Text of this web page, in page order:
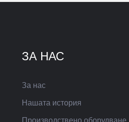
ЗА НАС
За нас
Нашата история